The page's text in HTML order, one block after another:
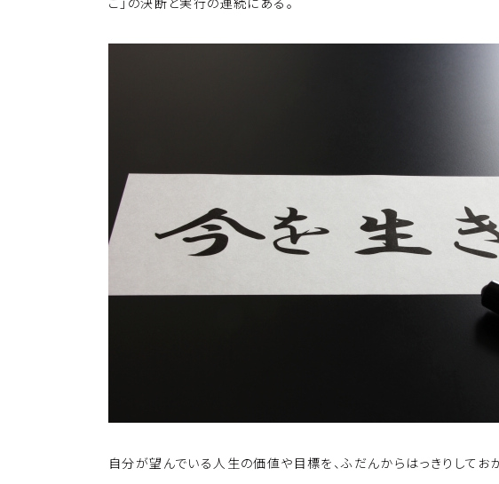
自分が望んでいる人生の価値や目標を、ふだんからはっきりしてお